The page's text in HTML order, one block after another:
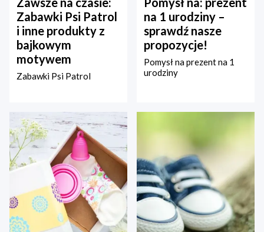
Zabawki Psi Patrol
i inne produkty z
bajkowym
motywem
Zabawki Psi Patrol
na 1 urodziny –
sprawdź nasze
propozycje!
Pomysł na prezent na 1
urodziny